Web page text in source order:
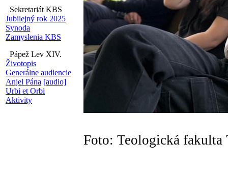
Sekretariát KBS
Jubilejný rok 2025
Synoda
Zamyslenia KBS
Pápež Lev XIV.
Životopis
Generálne audiencie
Anjel Pána [audio]
Urbi et Orbi
Aktivity
Foto: Teologická fakulta